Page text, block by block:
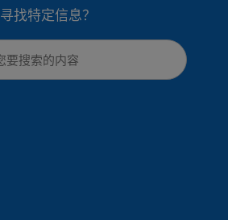
寻找特定信息？